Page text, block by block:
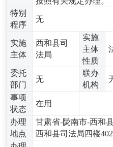
特别
程序
无
实施
主体
西和县司
法局
实施
主体
性质
委托
部门
无
联办
机构
事项
状态
在用
办理
地点
甘肃省-陇南市-西和
西和县司法局四楼402